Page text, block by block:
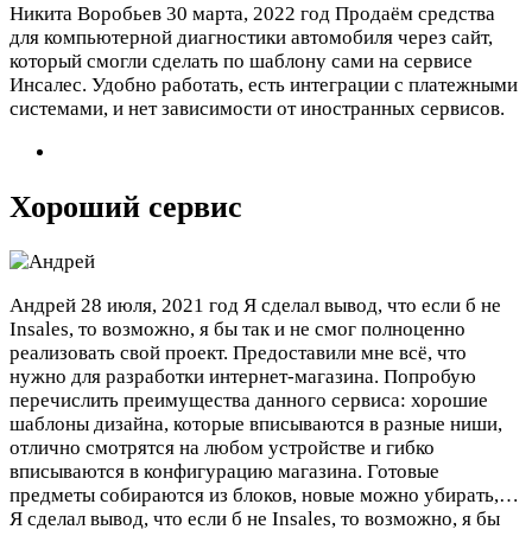
Никита Воробьев 30 марта, 2022 год Продаём средства
для компьютерной диагностики автомобиля через сайт,
который смогли сделать по шаблону сами на сервисе
Инсалес. Удобно работать, есть интеграции с платежными
системами, и нет зависимости от иностранных сервисов.
Хороший сервис
Андрей 28 июля, 2021 год Я сделал вывод, что если б не
Insales, то возможно, я бы так и не смог полноценно
реализовать свой проект. Предоставили мне всё, что
нужно для разработки интернет-магазина. Попробую
перечислить преимущества данного сервиса: хорошие
шаблоны дизайна, которые вписываются в разные ниши,
отлично смотрятся на любом устройстве и гибко
вписываются в конфигурацию магазина. Готовые
предметы собираются из блоков, новые можно убирать,…
Я сделал вывод, что если б не Insales, то возможно, я бы